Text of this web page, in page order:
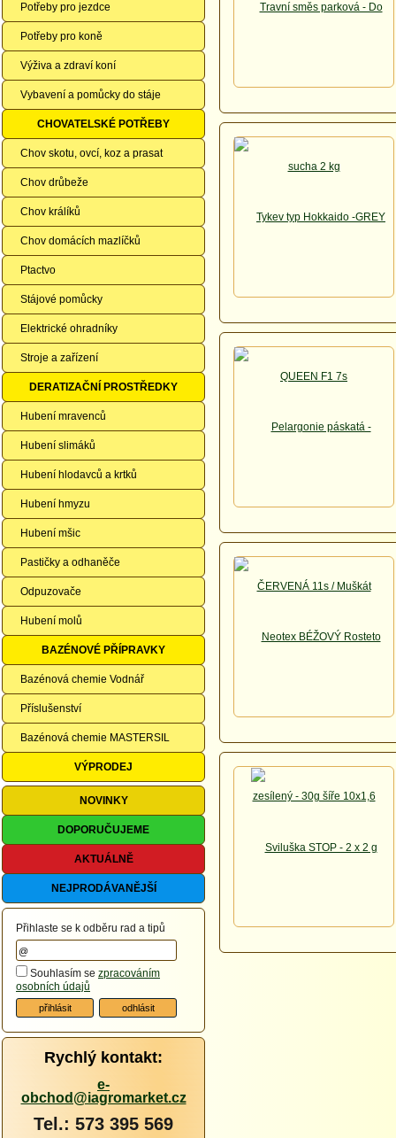
Potřeby pro jezdce
Potřeby pro koně
Výživa a zdraví koní
Vybavení a pomůcky do stáje
CHOVATELSKÉ POTŘEBY
Chov skotu, ovcí, koz a prasat
Chov drůbeže
Chov králíků
Chov domácích mazlíčků
Ptactvo
Stájové pomůcky
Elektrické ohradníky
Stroje a zařízení
DERATIZAČNÍ PROSTŘEDKY
Hubení mravenců
Hubení slimáků
Hubení hlodavců a krtků
Hubení hmyzu
Hubení mšic
Pastičky a odhaněče
Odpuzovače
Hubení molů
BAZÉNOVÉ PŘÍPRAVKY
Bazénová chemie Vodnář
Příslušenství
Bazénová chemie MASTERSIL
VÝPRODEJ
NOVINKY
DOPORUČUJEME
AKTUÁLNĚ
NEJPRODÁVANĚJŠÍ
Přihlaste se k odběru rad a tipů
Souhlasím se zpracováním
osobních údajů
Rychlý kontakt:
e-
obchod@iagromarket.cz
Tel.: 573 395 569